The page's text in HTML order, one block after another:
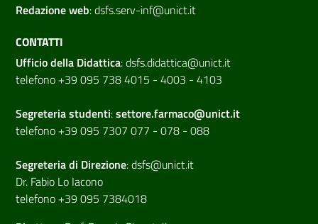
Redazione web:dsfs.serv-inf@unict.it
CONTATTI
Ufficio della Didattica:dsfs.didattica@unict.it
telefono +39 095 738 4015 - 4003 - 4103
Segreteria studenti:settore.farmaco@unict.it
telefono +39 095 7307 077 - 078 - 088
Segreteria di Direzione:dsfs@unict.it
Dr. Fabio Lo Iacono
telefono +39 095 7384018